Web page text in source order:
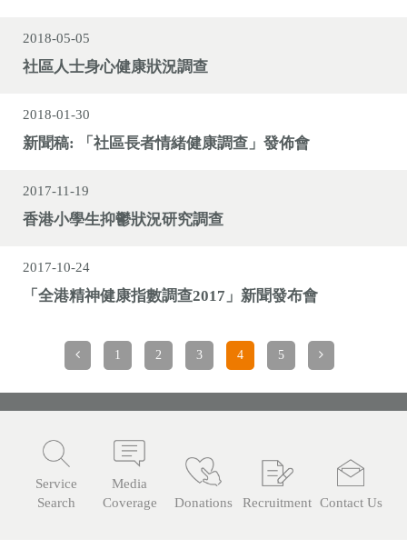
2018-05-05
社區人士身心健康狀況調查
2018-01-30
新聞稿: 「社區長者情緒健康調查」發佈會
2017-11-19
香港小學生抑鬱狀況研究調查
2017-10-24
「全港精神健康指數調查2017」新聞發布會
1 2 3 4 5
Service
Search
Media
Coverage
Donations Recruitment Contact Us